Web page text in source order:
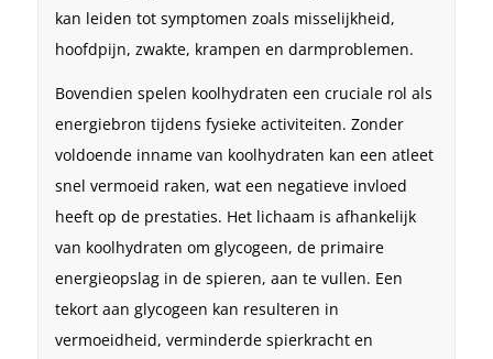
kan leiden tot symptomen zoals misselijkheid,
hoofdpijn, zwakte, krampen en darmproblemen.
Bovendien spelen koolhydraten een cruciale rol als
energiebron tijdens fysieke activiteiten. Zonder
voldoende inname van koolhydraten kan een atleet
snel vermoeid raken, wat een negatieve invloed
heeft op de prestaties. Het lichaam is afhankelijk
van koolhydraten om glycogeen, de primaire
energieopslag in de spieren, aan te vullen. Een
tekort aan glycogeen kan resulteren in
vermoeidheid, verminderde spierkracht en